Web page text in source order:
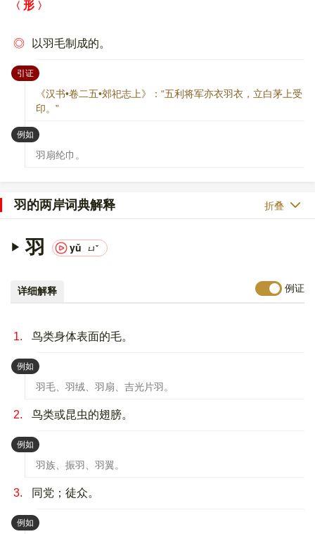
形
◎ 以羽毛制成的。
引证：
《汉书•卷二五•郊祀志上》：“五利将军亦衣羽衣，立白茅上受
印。”
例如 ：
羽扇纶巾。
羽的两岸词典解释 折叠
羽 yǔ ㄩˇ
详细解释 例证
1. 鸟类身体表面的毛。
例如 ：
羽毛、羽绒、羽扇、吉光片羽。
2. 鸟类或昆虫的翅膀。
例如 ：
羽族、振羽、羽翼。
3. 同党；徒众。
例如 ：